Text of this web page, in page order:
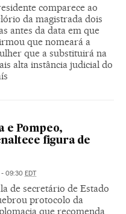
comparece ao
da magistrada dois
antes da data em que
que nomeará a
que a substituirá na
alta instância judicial do
e Pompeo,
figura de
- 09:30 EDT
de secretário de Estado
protocolo da
que recomenda